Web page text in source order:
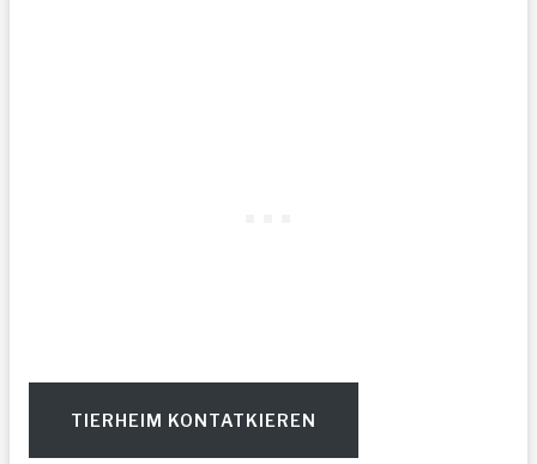
TIERHEIM KONTATKIEREN